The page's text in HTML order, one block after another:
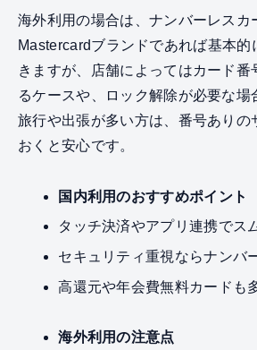
海外利用の場合は、ナンバーレスカ
Mastercardブランドであれば基本的
きますが、店舗によってはカード番
るケースや、ロック解除が必要な場
旅行や出張が多い方は、番号ありの
おくと安心です。
国内利用のおすすめポイント
タッチ決済やアプリ連携でス
セキュリティ重視ならナンバ
高還元や年会費無料カードも
海外利用の注意点